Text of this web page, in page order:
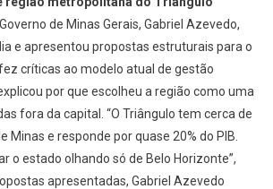
de Minas Gerais, Gabriel Azevedo,
e apresentou propostas estruturais para o
críticas ao modelo atual de gestão
por que escolheu a região como uma
fora da capital. “O Triângulo tem cerca de
Minas e responde por quase 20% do PIB.
o estado olhando só de Belo Horizonte”,
apresentadas, Gabriel Azevedo